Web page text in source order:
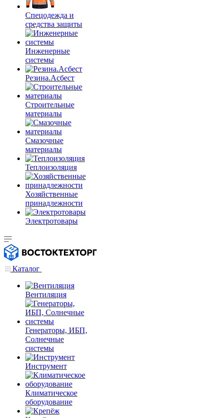
Спецодежда и
средства защиты
Инженерные
системы
Резина.Асбест
Строительные
материалы
Смазочные
материалы
Теплоизоляция
Хозяйственные
принадлежности
Электротовары
Каталог
Вентиляция
Генераторы, ИБП,
Солнечные
системы
Инструмент
Климатическое
оборудование